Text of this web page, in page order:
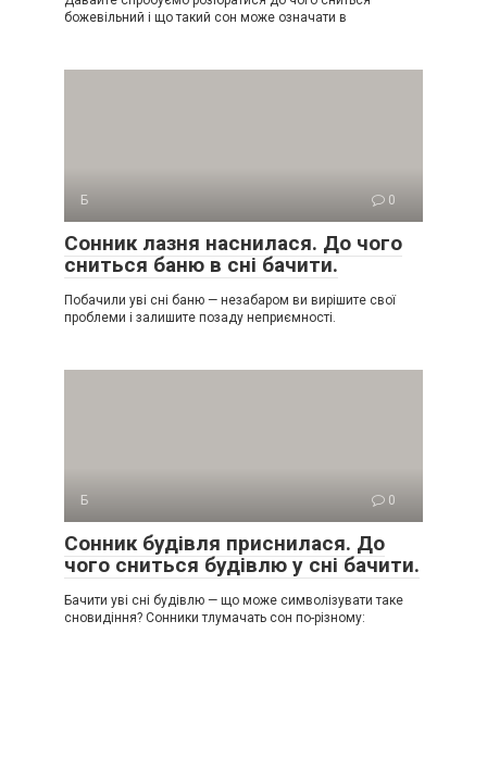
божевільний і що такий сон може означати в
Б 0
Сонник лазня наснилася. До чого
сниться баню в сні бачити.
Побачили уві сні баню — незабаром ви вирішите свої
проблеми і залишите позаду неприємності.
Б 0
Сонник будівля приснилася. До
чого сниться будівлю у сні бачити.
Бачити уві сні будівлю — що може символізувати таке
сновидіння? Сонники тлумачать сон по-різному: